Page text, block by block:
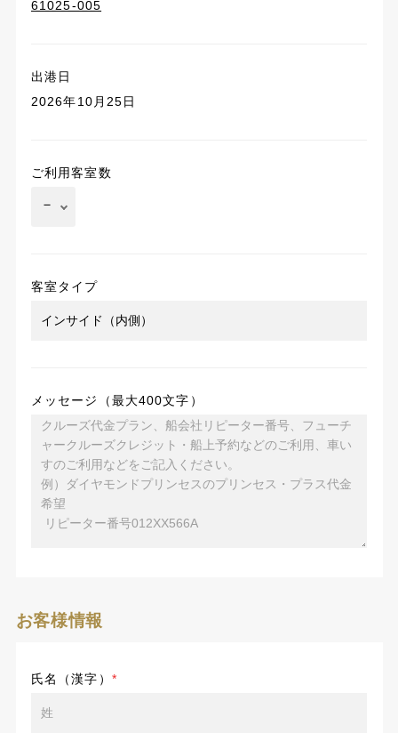
61025-005
出港日
2026年10月25日
ご利用客室数
客室タイプ
メッセージ（最大400文字）
お客様情報
氏名（漢字） *